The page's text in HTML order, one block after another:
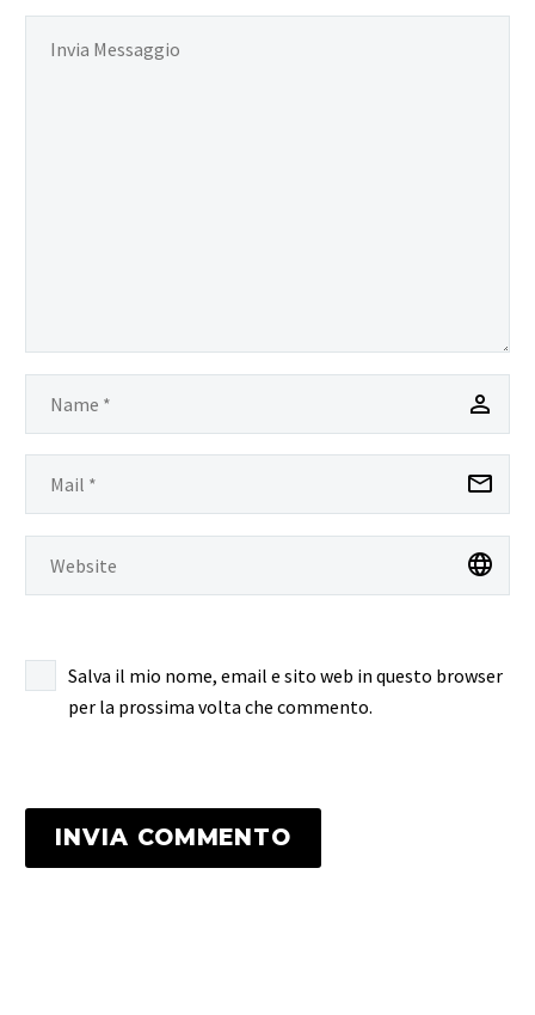
Salva il mio nome, email e sito web in questo browser
per la prossima volta che commento.
INVIA COMMENTO